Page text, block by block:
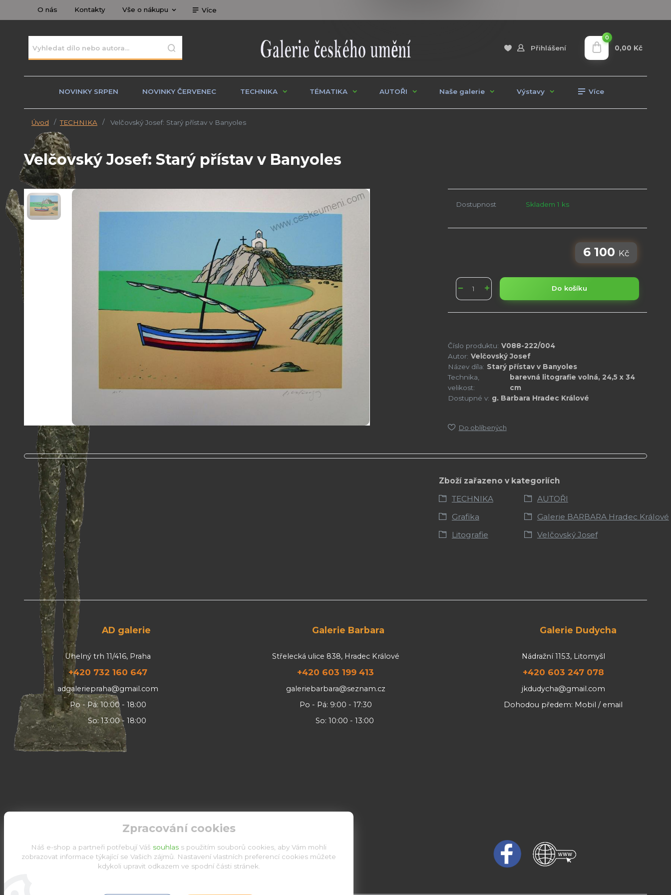
O nás Kontakty Vše o nákupu Více
Přihlášení
0
0,00 Kč
NOVINKY SRPEN NOVINKY ČERVENEC TECHNIKA TÉMATIKA AUTOŘI Naše galerie Výstavy Více
Úvod TECHNIKA Velčovský Josef: Starý přístav v Banyoles
Velčovský Josef: Starý přístav v Banyoles
Dostupnost Skladem 1 ks
6 100 Kč
Do košíku
Číslo produktu: V088-222/004
Autor: Velčovský Josef
Název díla: Starý přístav v Banyoles
Technika,
velikost:
barevná litografie volná, 24,5 x 34
cm
Dostupné v: g. Barbara Hradec Králové
Do oblíbených
Zboží zařazeno v kategoriích
TECHNIKA
AUTOŘI
Grafika
Galerie BARBARA Hradec Králové
Litografie
Velčovský Josef
AD galerie
Uhelný trh 11/416, Praha
+420 732 160 647
adgaleriepraha@gmail.com
Po - Pá: 10:00 - 18:00
So: 13:00 - 18:00
Galerie Barbara
Střelecká ulice 838, Hradec Králové
+420 603 199 413
galeriebarbara@seznam.cz
Po - Pá: 9:00 - 17:30
So: 10:00 - 13:00
Galerie Dudycha
Nádražní 1153, Litomyšl
+420 603 247 078
jkdudycha@gmail.com
Dohodou předem: Mobil / email
Zpracování cookies
Náš e-shop a partneři potřebují Váš souhlas s použitím souborů cookies, aby Vám mohli
zobrazovat informace týkající se Vašich zájmů. Nastavení vlastních preferencí cookies můžete
kdykoli upravit odkazem ve spodní části stránek.